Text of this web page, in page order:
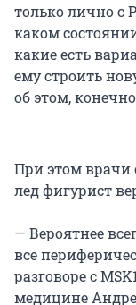
только лично с
каком
какие есть
ему строить
об этом,
При этом врачи
лед фигурист
— Вероятнее
все
разговоре с
медицине